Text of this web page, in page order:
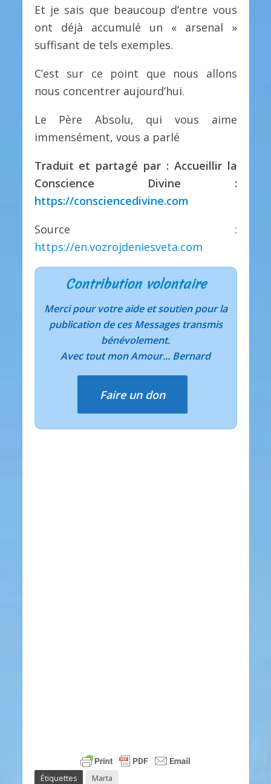
Et je sais que beaucoup d’entre vous
ont déjà accumulé un « arsenal »
suffisant de tels exemples.
C’est sur ce point que nous allons
nous concentrer aujourd’hui.
Le Père Absolu, qui vous aime
immensément, vous a parlé
Traduit et partagé par : Accueillir la
Conscience Divine :
https://consciencedivine.com
Source :
https://en.vozrojdeniesveta.com
Contribution volontaire
Merci pour votre aide et soutien pour la
publication de ces Messages transmis
bénévolement.
Avec tout mon Amour... Bernard
Faire un don
Étiquettes Marta